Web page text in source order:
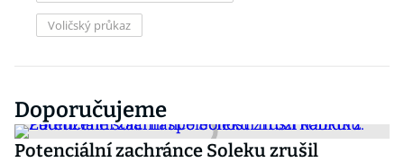
Voličský průkaz
Doporučujeme
Potenciální zachránce Soleku zrušil